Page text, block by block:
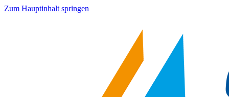
Zum Hauptinhalt springen